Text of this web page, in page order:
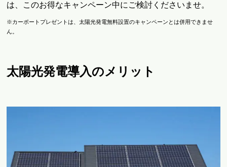
は、このお得なキャンペーン中にご検討くださいませ。
※カーポートプレゼントは、太陽光発電無料設置のキャンペーンとは併用できませ
ん。
太陽光発電導入のメリット